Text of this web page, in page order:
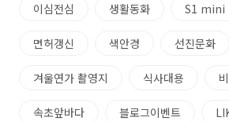
이심전심 생활동화 S1 mini
면허갱신 색안경 선진문화
겨울연가 촬영지 식사대용
속초앞바다 블로그이벤트